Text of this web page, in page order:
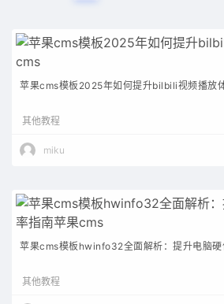
苹果cms模板2025年如何提升bilbili视频播放
其他教程
miku
苹果cms模板hwinfo32全面解析：提升电脑
其他教程